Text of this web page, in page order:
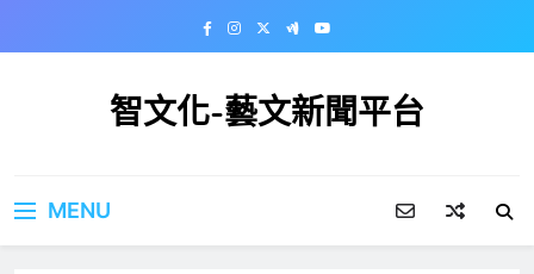
智文化-藝文新聞平台
MENU